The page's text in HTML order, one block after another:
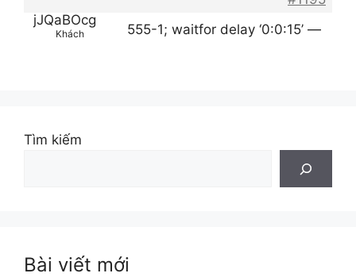
jJQaBOcg
Khách 555-1; waitfor delay ‘0:0:15’ —
Tìm kiếm
Bài viết mới